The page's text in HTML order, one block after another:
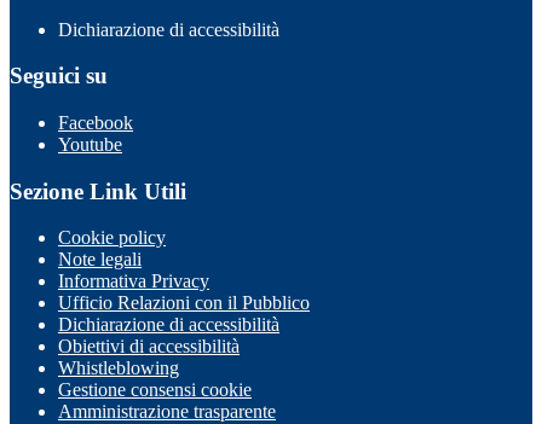
Dichiarazione di accessibilità
Seguici su
Facebook
Youtube
Sezione Link Utili
Cookie policy
Note legali
Informativa Privacy
Ufficio Relazioni con il Pubblico
Dichiarazione di accessibilità
Obiettivi di accessibilità
Whistleblowing
Gestione consensi cookie
Amministrazione trasparente